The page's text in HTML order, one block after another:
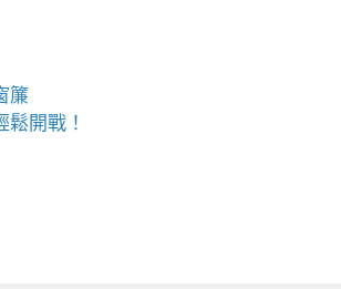
簾
鬆開戰！